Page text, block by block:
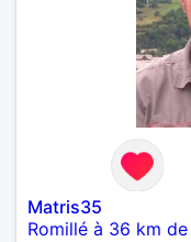
Matris35
Romillé à 36 km